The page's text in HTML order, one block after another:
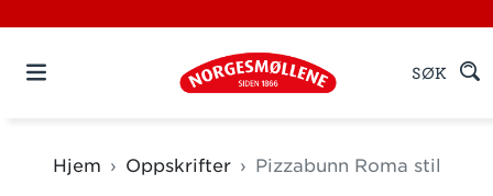
SØK
Hjem Oppskrifter Pizzabunn Roma stil